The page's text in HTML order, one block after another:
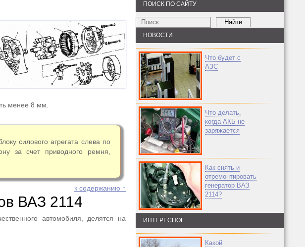
менее 8 мм.
силового агрегата слева по
за счет приводного ремня,
к содержанию ↑
ВАЗ 2114
автомобиля, делятся на
ПОИСК ПО САЙТУ
НОВОСТИ
Что будет с
АЗС
Что делать,
когда АКБ не
заряжается
Как снять и
отремонтировать
генератор ВАЗ
2114?
ИНТЕРЕСНОЕ
Какой